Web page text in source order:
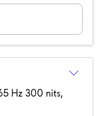
Hz 300 nits,